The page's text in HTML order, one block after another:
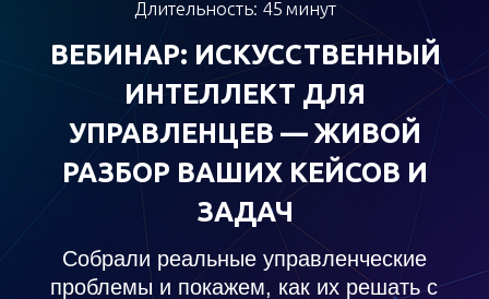
ИНТЕЛЛЕКТ ДЛЯ
УПРАВЛЕНЦЕВ —ЖИВОЙ
РАЗБОР ВАШИХ КЕЙСОВ И
ЗАДАЧ
Собрали реальные управленческие
проблемы и покажем, как их решать с
помощью ИИ. На вебинаре разберем
кейсы участников в прямом эфире
ЗАРЕГИСТРИРОВАТЬСЯ
БЕСПЛАТНО